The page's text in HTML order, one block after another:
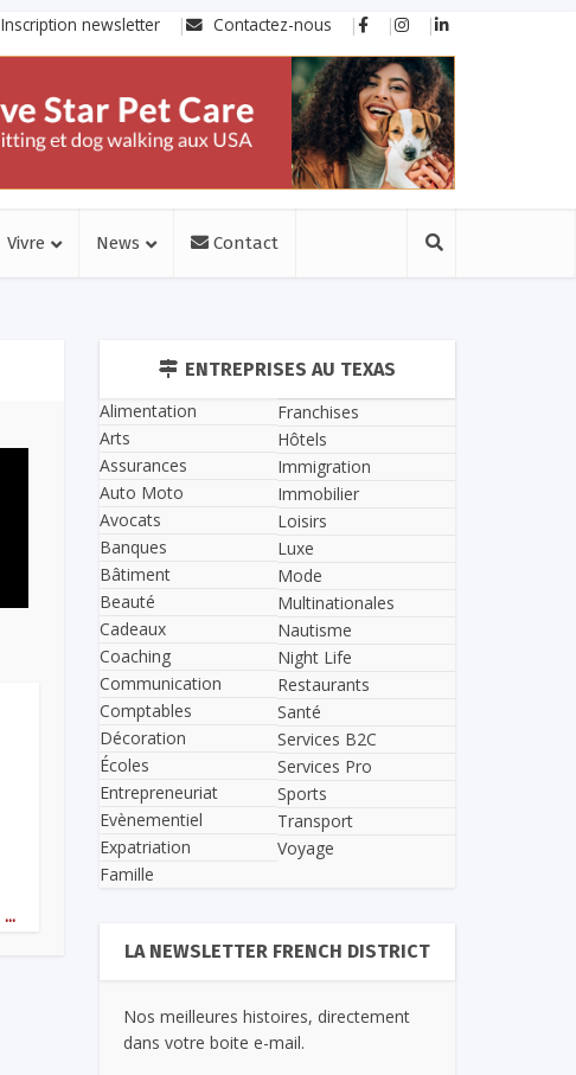
Inscription newsletter Contactez-nous
Vivre News Contact
...
ENTREPRISES AU TEXAS
Alimentation
Arts
Assurances
Auto Moto
Avocats
Banques
Bâtiment
Beauté
Cadeaux
Coaching
Communication
Comptables
Décoration
Écoles
Entrepreneuriat
Evènementiel
Expatriation
Famille
Franchises
Hôtels
Immigration
Immobilier
Loisirs
Luxe
Mode
Multinationales
Nautisme
Night Life
Restaurants
Santé
Services B2C
Services Pro
Sports
Transport
Voyage
LA NEWSLETTER FRENCH DISTRICT
Nos meilleures histoires, directement
dans votre boite e-mail.